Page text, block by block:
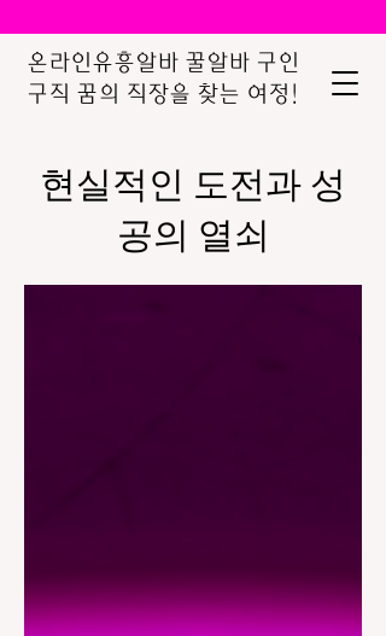
온라인유흥알바 꿀알바 구인
구직 꿈의 직장을 찾는 여정!
현실적인 도전과 성
공의 열쇠